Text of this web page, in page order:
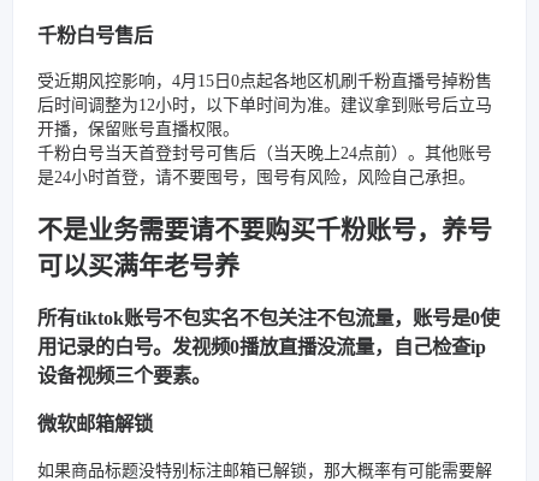
千粉白号售后
受近期风控影响，4月15日0点起各地区机刷千粉直播号掉粉售
后时间调整为12小时，以下单时间为准。建议拿到账号后立马
开播，保留账号直播权限。
千粉白号当天首登封号可售后（当天晚上24点前）。其他账号
是24小时首登，请不要囤号，囤号有风险，风险自己承担。
不是业务需要请不要购买千粉账号，养号
可以买满年老号养
所有tiktok账号不包实名不包关注不包流量，账号是0使
用记录的白号。发视频0播放直播没流量，自己检查ip
设备视频三个要素。
微软邮箱解锁
如果商品标题没特别标注邮箱已解锁，那大概率有可能需要解